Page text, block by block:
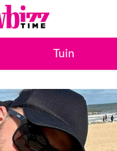
Tuin